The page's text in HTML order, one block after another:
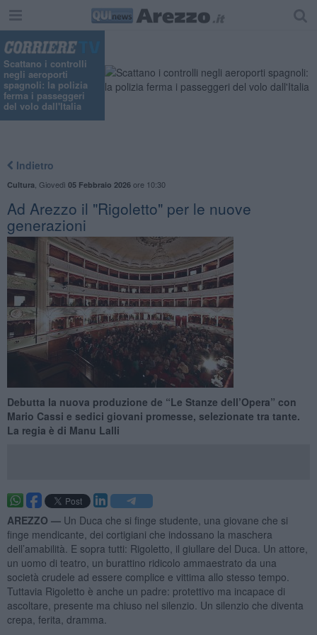
Scattano i controlli
negli aeroporti
spagnoli: la polizia
ferma i passeggeri
del volo dall'Italia
Indietro
Cultura Giovedì 05 Febbraio 2026ore 10:30
Ad Arezzo il "Rigoletto" per le nuove
generazioni
Debutta la nuova produzione de “Le Stanze dell’Opera” con
Mario Cassi e sedici giovani promesse, selezionate tra tante.
La regia è di Manu Lalli
AREZZO — Un Duca che si finge studente, una giovane che si
finge mendicante, dei cortigiani che indossano la maschera
dell’amabilità. E sopra tutti: Rigoletto, il giullare del Duca. Un attore,
un uomo di teatro, un burattino ridicolo ammaestrato da una
società crudele ad essere complice e vittima allo stesso tempo.
Tuttavia Rigoletto è anche un padre: protettivo ma incapace di
ascoltare, presente ma chiuso nel silenzio. Un silenzio che diventa
crepa, ferita, dramma.